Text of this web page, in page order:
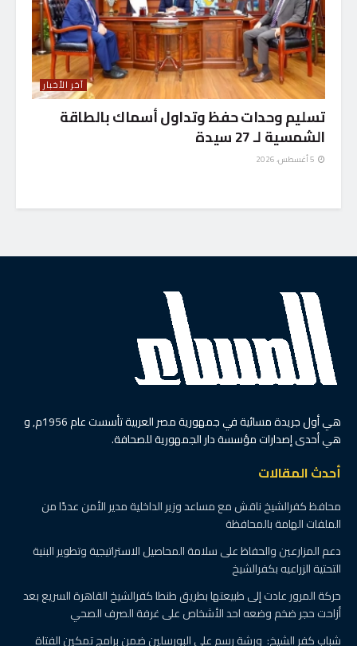
آخر الأخبار
تسليم وحدات حفظ وتداول أسماك بالطاقة
الشمسية لـ 27 سيدة
هي أول جريدة مسائية في جمهورية مصر العربية تأسست عام 1956م, و
هي أحدى إصدارات مؤسسة دار الجمهورية للصحافة.
أحدث المقالات
محافظ كفرالشيخ ناقش مع مساعد وزير الداخلية مدير الأمن عددًا من
الملفات الهامة بالمحافظة
دعم المزارعين والحفاظ على سلامة المحاصيل الاستراتيجية وتطوير البنية
التحتية الزراعيه بكفرالشيخ
حركة المرور عادت إلى طبيعتها بطريق طنطا كفرالشيخ القاهرة السريع بعد
أزاحت حجر ضخم وضعه احد الأشخاص على غرفة الصرف الصحي
شباب كفر الشيخ: ورشة رسم على البورسلين ضمن برامج تمكين الفتاة